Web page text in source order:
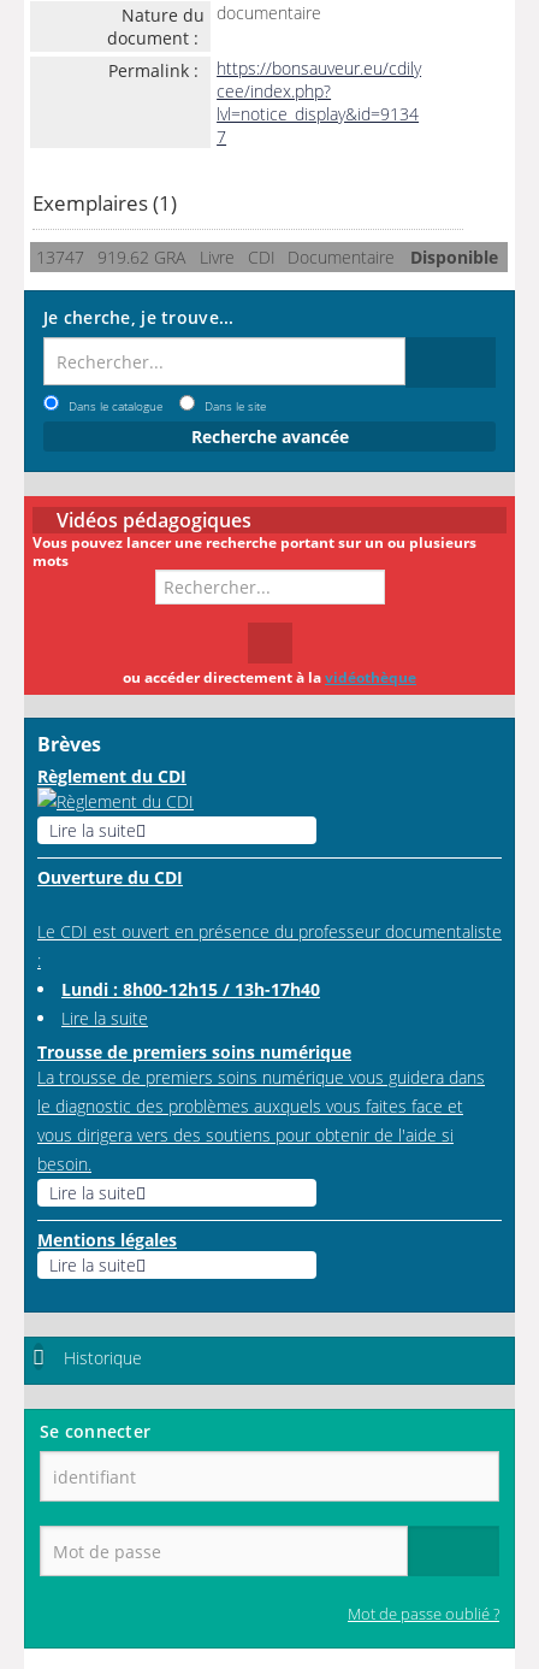
Nature du
document :
documentaire
Permalink :
https://bonsauveur.eu/cdily
cee/index.php?
lvl=notice_display&id=9134
7
Exemplaires (1)
13747 919.62 GRA Livre CDI Documentaire Disponible
Je cherche, je trouve...
Dans le catalogue Dans le site
Recherche avancée
Vidéos pédagogiques
Vous pouvez lancer une recherche portant sur un ou plusieurs
mots
ou accéder directement à la vidéothèque
Brèves
Règlement du CDI
Lire la suite
Ouverture du CDI
Le CDI est ouvert en présence du professeur documentaliste
:
Lundi : 8h00-12h15 / 13h-17h40
Lire la suite
Trousse de premiers soins numérique
La trousse de premiers soins numérique vous guidera dans
le diagnostic des problèmes auxquels vous faites face et
vous dirigera vers des soutiens pour obtenir de l'aide si
besoin.
Lire la suite
Mentions légales
Lire la suite
Historique
Se connecter
Mot de passe oublié ?